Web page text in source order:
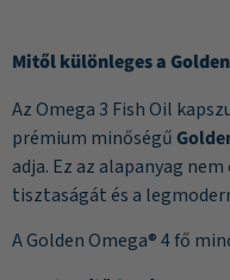
Mitől különleges a
Az Omega 3 Fish Oil
prémium minőségű
adja. Ez az alapanyag
tisztaságát és a
A Golden Omega® 4 fő